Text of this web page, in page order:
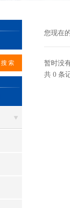
您现在
暂时没
共 0 条